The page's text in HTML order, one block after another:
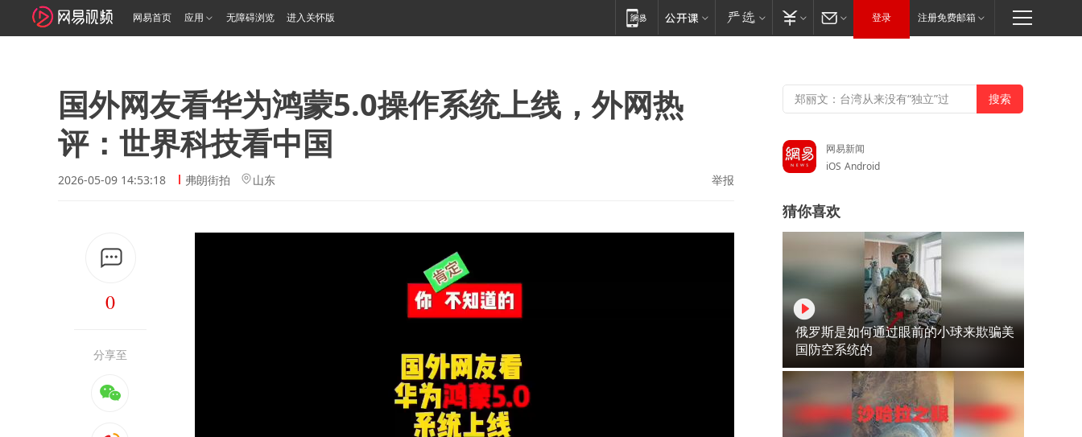
网易首页 应用 无障碍浏览 进入关怀版 登录 注册免费邮箱
国外网友看华为鸿蒙5.0操作系统上线，外网热
评：世界科技看中国
2026-05-09 14:53:18 弗朗街拍 山东 举报
0
分享至
网易新闻
iOS Android
猜你喜欢
俄罗斯是如何通过眼前的小球来欺骗美
国防空系统的